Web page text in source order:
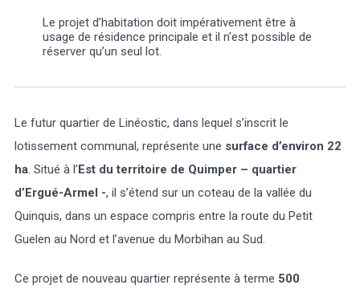
Le projet d’habitation doit impérativement être à
usage de résidence principale et il n'est possible de
réserver qu’un seul lot.
Le futur quartier de Linéostic, dans lequel s’inscrit le
lotissement communal, représente une surface d’environ 22
ha. Situé à l’Est du territoire de Quimper – quartier
d’Ergué-Armel -, il s’étend sur un coteau de la vallée du
Quinquis, dans un espace compris entre la route du Petit
Guelen au Nord et l’avenue du Morbihan au Sud.
Ce projet de nouveau quartier représente à terme 500